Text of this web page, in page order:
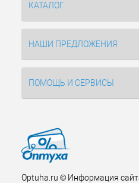
КАТАЛОГ
НАШИ ПРЕДЛОЖЕНИЯ
ПОМОЩЬ И СЕРВИСЫ
Optuha.ru © Информация